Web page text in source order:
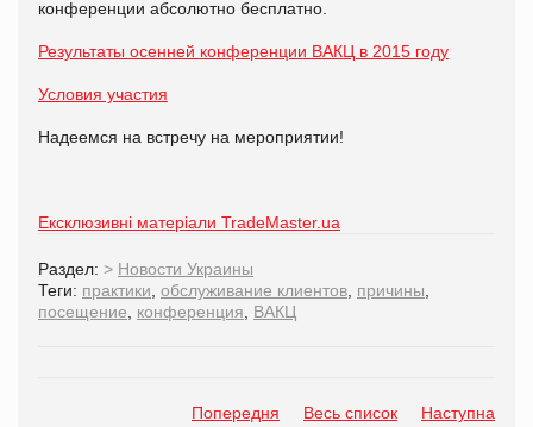
конференции абсолютно бесплатно.
Результаты осенней конференции ВАКЦ в 2015 году
Условия участия
Надеемся на встречу на мероприятии!
Ексклюзивні матеріали TradeMaster.ua
Раздел: > Новости Украины
Теги: практики обслуживание клиентов причины
посещение
конференция ВАКЦ
Попередня Весь список Наступна